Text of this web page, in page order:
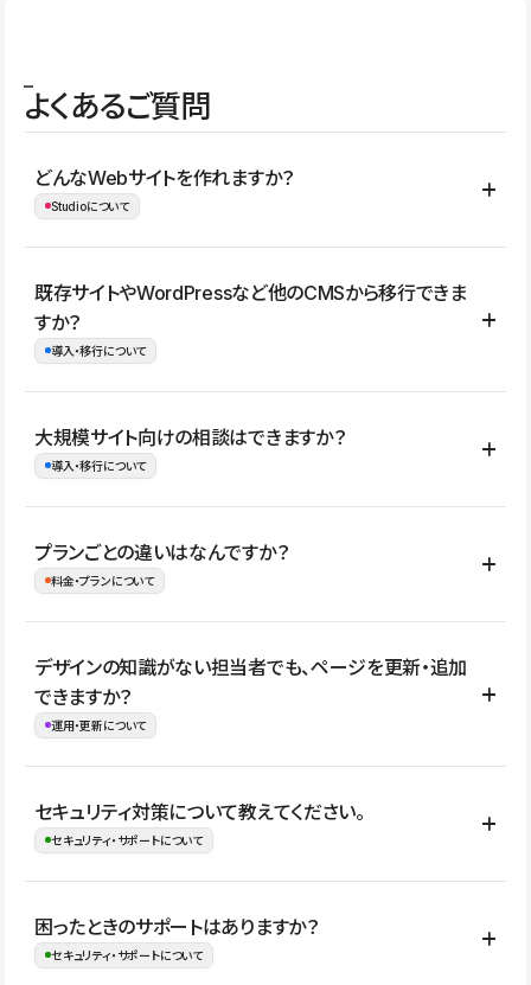
よくあるご質問
どんなWebサイトを作れますか？
Studioについて
コーポレートサイト、サービスサイト、LP、採用サイト、ブロ
グ・メディア、イベントサイト、店舗・商品紹介サイト、ポートフ
ォリオなど幅広く制作できます。
既存サイトやWordPressなど他のCMSから移行できま
すか？
導入・移行について
はい。既存サイトの構成やコンテンツ、URLを整理したうえで、
Studio上に再構築する形で移行できます。 WordPressの場合は、
イト全体のデザインや設定がそのまま移行されるわけではないた
め、移行後にページ構成やデザイン、CMS設計、URL・リダイレク
大規模サイト向けの相談はできますか？
導入・移行について
はい。アクセス規模が大きいサイトや、複数部門での運用、権限管
理、セキュリティ確認、既存システムとの連携など、個別の要件が
ない段階でも、お問い合わせください。
お問合せはこちら
プランごとの違いはなんですか？
料金・プランについて
公開ページ数、バージョン履歴の期間、CMS利用数の上限、権限
管理の有無などがプランごとに異なります。詳しくは料金プランペ
ージをご覧ください。
デザインの知識がない担当者でも、ページを更新・追加
できますか？
運用・更新について
はい。CMSやコンポーネントを活用して更新範囲を設計しておく
ことで、デザインを崩しにくい状態で運用できます。 さらにコン
ながらレイアウトに影響を与えずに更新作業を進めやすくなりま
す。
セキュリティ対策について教えてください。
セキュリティ・サポートについて
Studioでは、公開サイトやサービスを安全に利用できるよう、通信
の暗号化、データ保護、アクセス管理、脆弱性対策など、複数の観
困ったときのサポートはありますか？
セキュリティ・サポートについて